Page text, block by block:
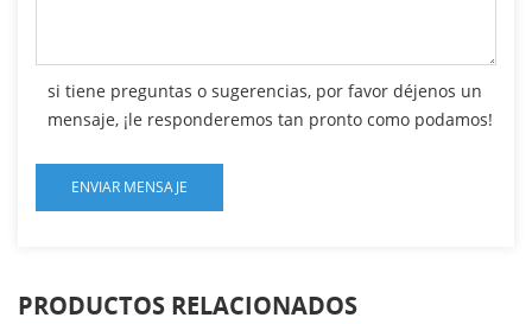
si tiene preguntas o sugerencias, por favor déjenos un
mensaje, ¡le responderemos tan pronto como podamos!
PRODUCTOS RELACIONADOS